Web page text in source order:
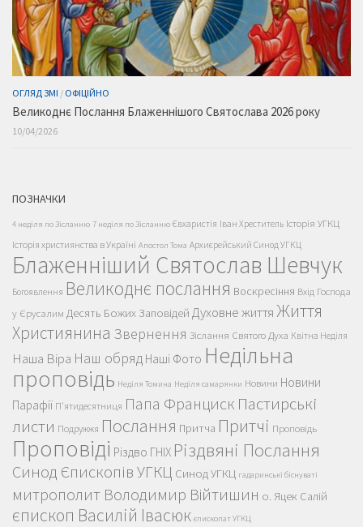
ОГЛЯД ЗМІ / ОФІЦІЙНО
Великоднє Послання Блаженнішого Святослава 2026 року
10/04/2026
ПОЗНАЧКИ
4 неділя по Зісланню 7 неділя по Зісланню Євхаристія Іван Хреститель Історія УГКЦ
Історія християнства в Україні Апостол Тома Архиєрейський Синод УГКЦ
Блаженніший Святослав Шевчук
Богоявлення Великоднє послання Воскресіння Вхід Господа
у Єрусалим Десять Божих Заповідей Духовне життяЖиття
Християнина Звернення Зіслання Святого Духа Квітна Неділя
Наша Віра Наш обряд Наші Фото Недільна
проповідь Неділя Томина Неділя самарянки Новини Новини
Парафії П'ятидесятниця Папа Франциск Пастирські
листи Подружжя Послання Притча Притчі Проповідь
Проповіді Різдво ГНІХ Різдвяні Послання
Синод Єпископів УГКЦ Синод УГКЦ гадаринські біснуваті
митрополит Володимир Війтишин о. Яцек Салій
єпископ Василій Івасюк єпископат УГКЦ